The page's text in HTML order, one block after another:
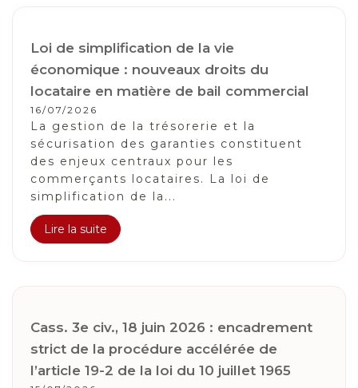
Loi de simplification de la vie
économique : nouveaux droits du
locataire en matière de bail commercial
16/07/2026
La gestion de la trésorerie et la
sécurisation des garanties constituent
des enjeux centraux pour les
commerçants locataires. La loi de
simplification de la...
Lire la suite
Cass. 3e civ., 18 juin 2026 : encadrement
strict de la procédure accélérée de
l’article 19-2 de la loi du 10 juillet 1965